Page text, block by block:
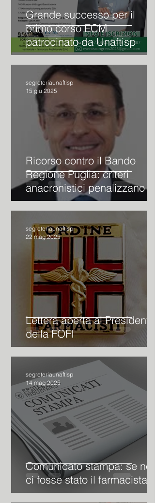
Grande successo per il
primo corso ECM
patrocinato da Unaftisp
Ricorso contro il Bando
Regione Puglia: criteri
anacronistici penalizzano i
farmacisti delle
parafarmacie
segreteriaunaftisp
15 giu 2025
Lettera aperta al Presidente
della FOFI
segreteriaunaftisp
22 mag 2025
Comunicato stampa: se non
ci fosse stato il farmacista?
segreteriaunaftisp
14 mag 2025